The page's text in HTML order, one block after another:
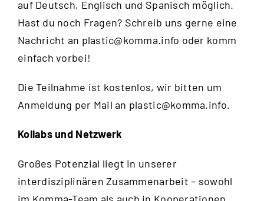
auf Deutsch, Englisch und Spanisch möglich.
Hast du noch Fragen? Schreib uns gerne eine
Nachricht an plastic@komma.info oder komm
einfach vorbei!
Die Teilnahme ist kostenlos, wir bitten um
Anmeldung per Mail an plastic@komma.info.
Kollabs und Netzwerk
Großes Potenzial liegt in unserer
interdisziplinären Zusammenarbeit – sowohl